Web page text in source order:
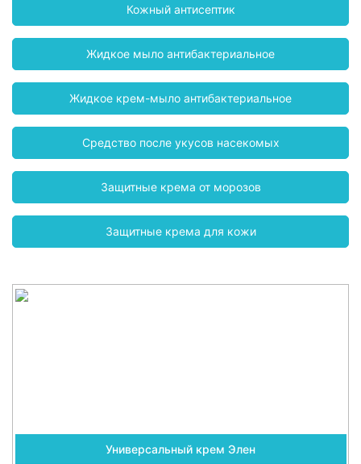
Кожный антисептик
Жидкое мыло антибактериальное
Жидкое крем-мыло антибактериальное
Средство после укусов насекомых
Защитные крема от морозов
Защитные крема для кожи
Универсальный крем Элен